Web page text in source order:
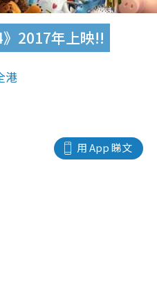
2017年上映!!
港
用 App 睇文